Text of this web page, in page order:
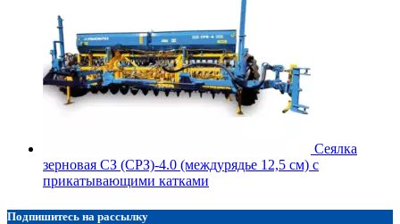
Сеялка
зерновая СЗ (СРЗ)-4.0 (междурядье 12,5 см) с
прикатывающими катками
Подпишитесь на рассылку